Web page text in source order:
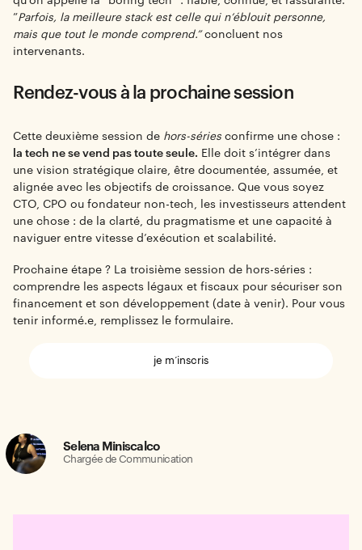
”Parfois, la meilleure stack est celle qui n’éblouit personne,
mais que tout le monde comprend.”concluent nos
intervenants.
Rendez-vous à la prochaine session
Cette deuxième session de hors-sériesconfirme une chose :
la tech ne se vend pas toute seule. Elle doit s’intégrer dans
une vision stratégique claire, être documentée, assumée, et
alignée avec les objectifs de croissance. Que vous soyez
CTO, CPO ou fondateur non-tech, les investisseurs attendent
une chose : de la clarté, du pragmatisme et une capacité à
naviguer entre vitesse d’exécution et scalabilité.
Prochaine étape ? La troisième session de hors-séries :
comprendre les aspects légaux et fiscaux pour sécuriser son
financement et son développement (date à venir). Pour vous
tenir informé.e, remplissez le formulaire.
je m’inscris
Selena Miniscalco
Chargée de Communication